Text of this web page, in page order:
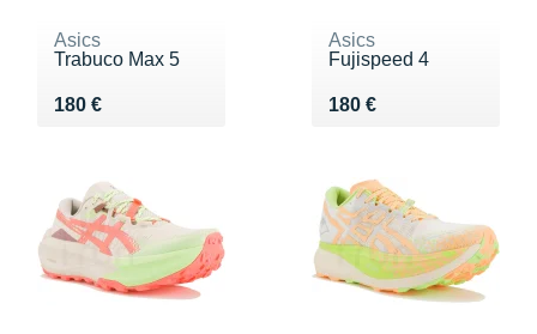
Asics
Trabuco Max 5
180 €
Vendu 180 €
Asics
Fujispeed 4
180 €
Vendu 180 €